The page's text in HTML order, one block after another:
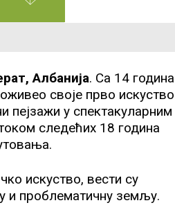
Албанија. Са 14 година
своје прво искуство
пејзажи у спектакуларним
следећих 18 година
искуство, вести су
и проблематичну земљу.